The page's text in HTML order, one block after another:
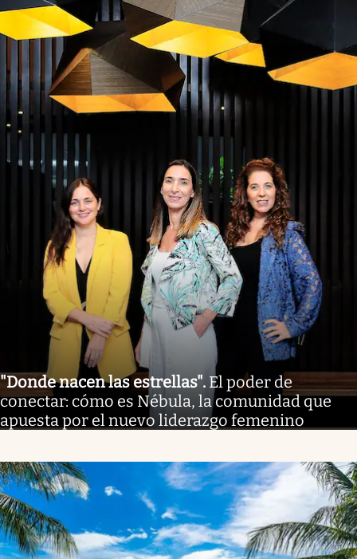
"Donde nacen las estrellas". El poder de
conectar: cómo es Nébula, la comunidad que
apuesta por el nuevo liderazgo femenino